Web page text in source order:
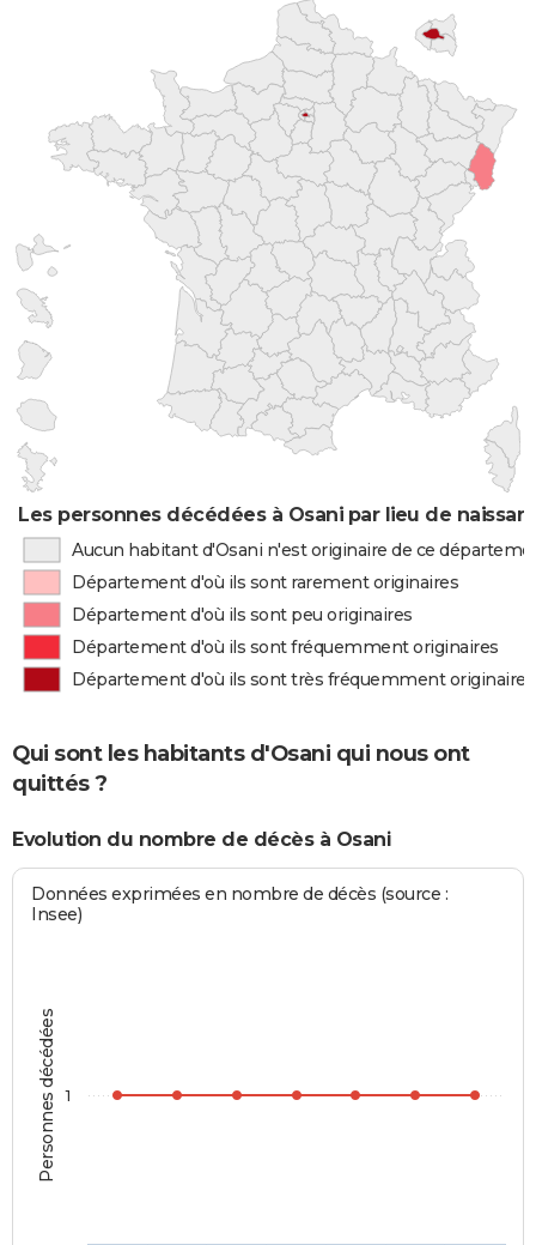
Les personnes décédées à Osani par lieu de
Aucun habitant d'Osani n'est originaire de ce
Département d'où ils sont rarement originaires
Département d'où ils sont peu originaires
Département d'où ils sont fréquemment originaires
Département d'où ils sont très fréquemment originaires
Qui sont les habitants d'Osani qui nous ont
quittés ?
Evolution du nombre de décès à Osani
Personnes décédées
Données exprimées en nombre de décès (source :
Insee)
1